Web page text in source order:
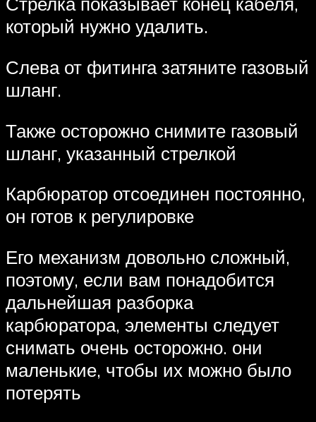
который нужно удалить.
Слева от фитинга затяните газовый
шланг.
Также осторожно снимите газовый
шланг, указанный стрелкой
Карбюратор отсоединен постоянно,
он готов к регулировке
Его механизм довольно сложный,
поэтому, если вам понадобится
дальнейшая разборка
карбюратора, элементы следует
снимать очень осторожно. они
маленькие, чтобы их можно было
потерять